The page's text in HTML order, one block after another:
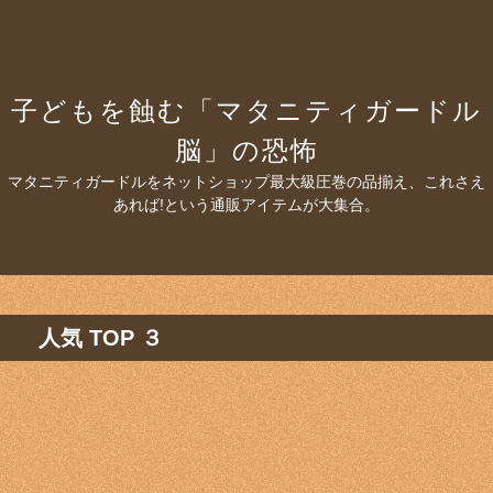
子どもを蝕む「マタニティガードル
脳」の恐怖
マタニティガードルをネットショップ最大級圧巻の品揃え、これさえ
あれば!という通販アイテムが大集合。
人気 TOP ３